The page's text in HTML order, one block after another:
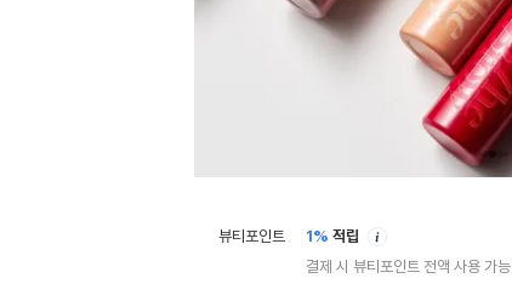
뷰티포인트 1% 적립
결제 시 뷰티포인트 전액 사용 가능